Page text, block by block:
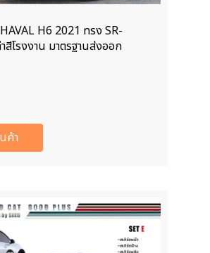
H6 2021 ทรง SR-
โรงงาน มาตรฐานส่งออก
ค้า